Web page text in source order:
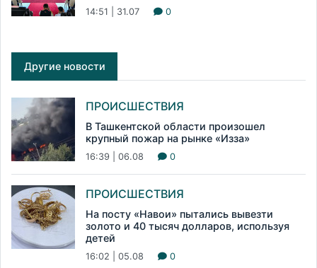
14:51 | 31.07 0
Другие новости
ПРОИСШЕСТВИЯ
В Ташкентской области произошел
крупный пожар на рынке «Изза»
16:39 | 06.08 0
ПРОИСШЕСТВИЯ
На посту «Навои» пытались вывезти
золото и 40 тысяч долларов, используя
детей
16:02 | 05.08 0